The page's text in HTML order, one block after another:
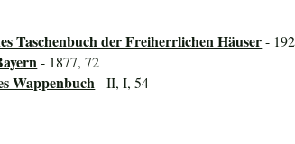
Taschenbuch der Freiherrlichen Häuser-
- 1877, 72
Wappenbuch - II, I, 54